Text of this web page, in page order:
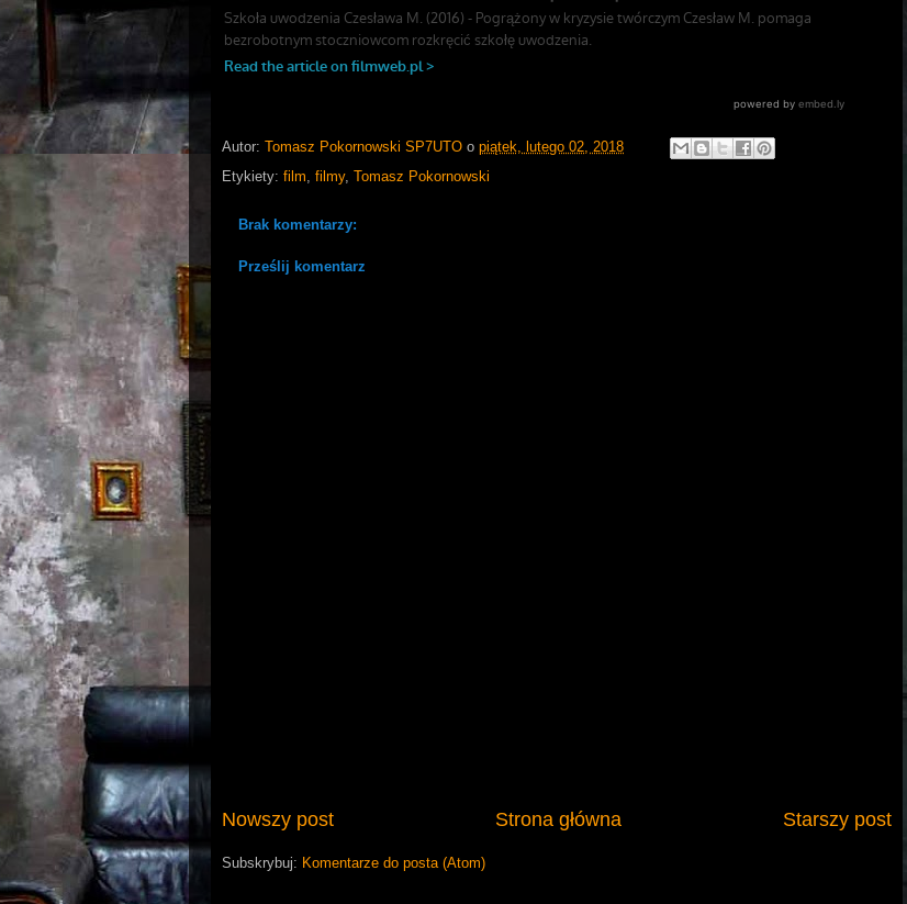
Autor: Tomasz Pokornowski SP7UTO o piątek, lutego 02, 2018
Etykiety: film, filmy, Tomasz Pokornowski
Brak komentarzy:
Prześlij komentarz
Nowszy post Starszy post
Strona główna
Subskrybuj: Komentarze do posta (Atom)